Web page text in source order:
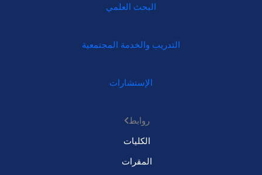
البحث العلمي
التدريب والخدمة المجتمعية
الإستشارات
روابط
الكليات
المقرات